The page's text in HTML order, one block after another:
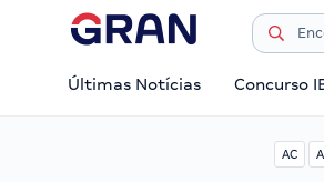
Últimas Notícias Concurso
AC